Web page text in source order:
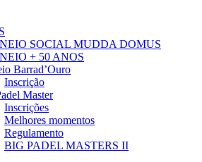
SOCIAL MUDDA DOMUS
+ 50 ANOS
Barrad’Ouro
Inscrição
Master
Inscrições
Melhores momentos
Regulamento
BIG PADEL MASTERS II